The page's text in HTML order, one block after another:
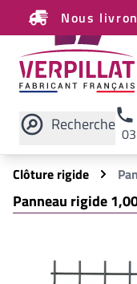
Nous
Recherche
Rechercher sur
Clôture rigide
Panneau rigide